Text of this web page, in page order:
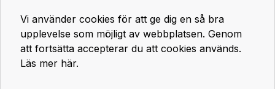
Vi använder cookies för att ge dig en så bra
upplevelse som möjligt av webbplatsen. Genom
att fortsätta accepterar du att cookies används.
Läs mer här.